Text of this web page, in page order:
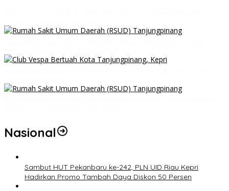
Nasional
Sambut HUT Pekanbaru ke-242, PLN UID Riau Kepri
Hadirkan Promo Tambah Daya Diskon 50 Persen